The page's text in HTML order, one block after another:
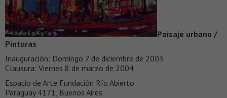
Paisaje urbano /
Pinturas
Inauguración: Domingo 7 de diciembre de 2003
Clausura: Viernes 8 de marzo de 2004
Espacio de Arte Fundación Río Abierto
Paraguay 4171, Buenos Aires